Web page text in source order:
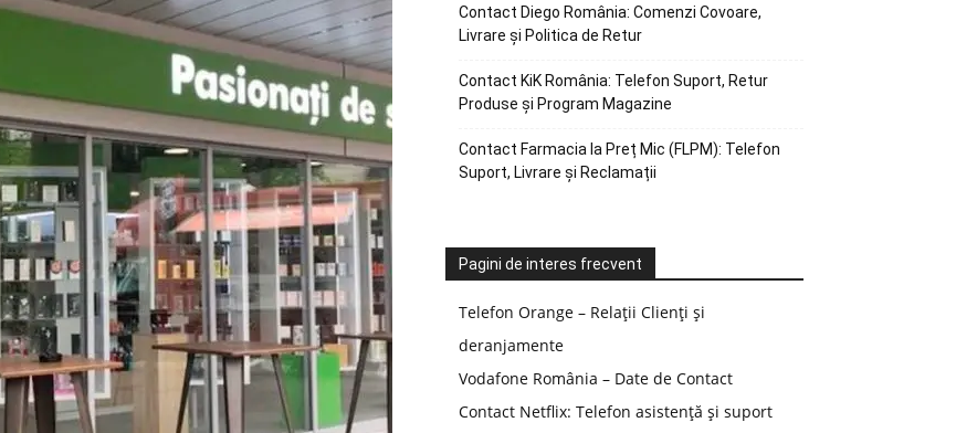
Contact Diego România: Comenzi Covoare,
Livrare și Politica de Retur
Contact KiK România: Telefon Suport, Retur
Produse și Program Magazine
Contact Farmacia la Preț Mic (FLPM): Telefon
Suport, Livrare și Reclamații
Pagini de interes frecvent
Telefon Orange – Relații Clienți și
deranjamente
Vodafone România – Date de Contact
Contact Netflix: Telefon asistență și suport